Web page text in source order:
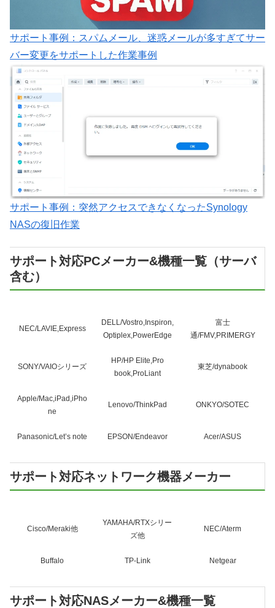
サポート事例：スパムメール、迷惑メールが多すぎてサー
バー変更をサポートした作業事例
サポート事例：突然アクセスできなくなったSynology
NASの復旧作業
サポート対応PCメーカー&機種一覧（サーバ
含む）
NEC/LAVIE,Express
DELL/Vostro,Inspiron,
Optiplex,PowerEdge
富士
通/FMV,PRIMERGY
SONY/VAIOシリーズ
HP/HP Elite,Pro
book,ProLiant
東芝/dynabook
Apple/Mac,iPad,iPho
ne
Lenovo/ThinkPad ONKYO/SOTEC
Panasonic/Let’s note EPSON/Endeavor Acer/ASUS
サポート対応ネットワーク機器メーカー
Cisco/Meraki他
YAMAHA/RTXシリー
ズ他
NEC/Aterm
Buffalo TP-Link Netgear
サポート対応NASメーカー&機種一覧